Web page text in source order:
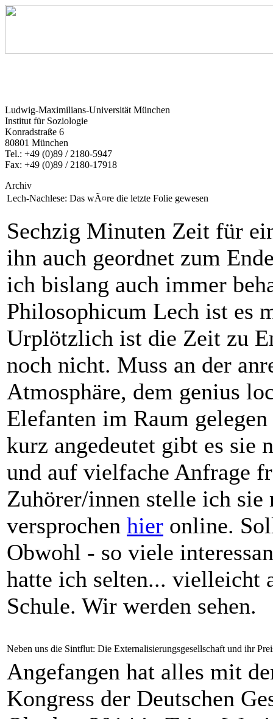
Ludwig-Maximilians-Universität München
Institut für Soziologie
Konradstraße 6
80801 München
Tel.: +49 (0)89 / 2180-5947
Fax: +49 (0)89 / 2180-17918
Archiv
Lech-Nachlese: Das wÃ¤re die letzte Folie gewesen
Sechzig Minuten Zeit für
ihn auch geordnet zum
ich bislang auch immer
Philosophicum Lech ist es
Urplötzlich ist die Zeit zu
noch nicht. Muss an der
Atmosphäre, dem genius
Elefanten im Raum
kurz angedeutet gibt es sie
und auf vielfache Anfrage
Zuhörer/innen stelle ich sie
versprochen hier online.
Obwohl - so viele
hatte ich selten... vielleicht
Schule. Wir werden sehen.
Neben uns die Sintflut: Die Externalisierungsgesellschaft und ihr
Angefangen hat alles mit
Kongress der Deutschen